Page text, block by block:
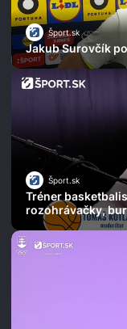
Šport.sk
Jakub Surovčík
Šport.sk
Tréner
rozohrávačky,